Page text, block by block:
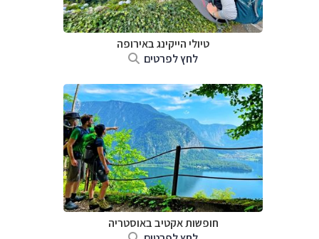
טיולי הייקינג באירופה
לחץ לפרטים
חופשות אקטיב באוסטריה